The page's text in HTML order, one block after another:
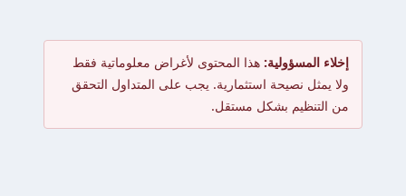
إخلاء المسؤولية: هذا المحتوى لأغراض معلوماتية فقط
ولا يمثل نصيحة استثمارية. يجب على المتداول التحقق
من التنظيم بشكل مستقل.